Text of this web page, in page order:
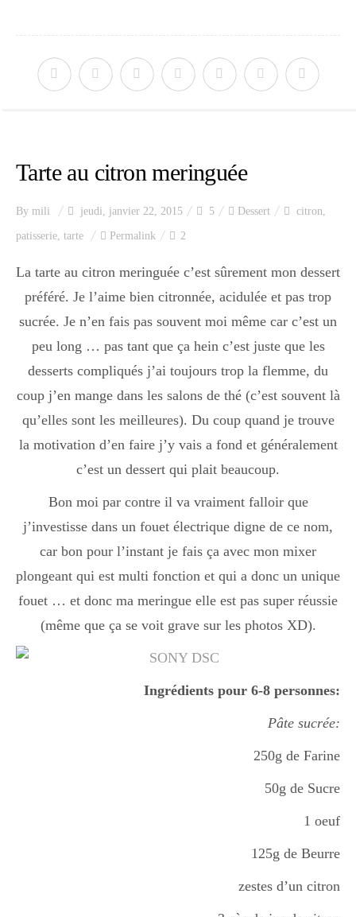
Tarte au citron meringuée
By mili jeudi, janvier 22, 2015 5 Dessert citron,
patisserie, tarte Permalink 2
La tarte au citron meringuée c’est sûrement mon dessert
préféré. Je l’aime bien citronnée, acidulée et pas trop
sucrée. Je n’en fais pas souvent moi même car c’est un
peu long … pas tant que ça hein c’est juste que les
desserts compliqués j’ai toujours trop la flemme, du
coup j’en mange dans les salons de thé (c’est souvent là
qu’elles sont les meilleures). Du coup quand je trouve
la motivation d’en faire j’y vais a fond et généralement
c’est un dessert qui plait beaucoup.
Bon moi par contre il va vraiment falloir que
j’investisse dans un fouet électrique digne de ce nom,
car bon pour l’instant je fais ça avec mon mixer
plongeant qui est multi fonction et qui a donc un unique
fouet … et donc ma meringue elle est pas super réussie
(même que ça se voit grave sur les photos XD).
Ingrédients pour 6-8 personnes:
Pâte sucrée:
250g de Farine
50g de Sucre
1 oeuf
125g de Beurre
zestes d’un citron